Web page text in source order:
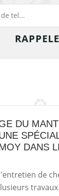
DU
DANS
de